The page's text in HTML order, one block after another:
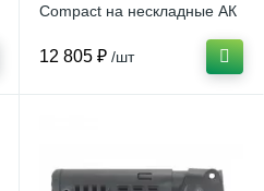
Compact на нескладные АК
12 805 ₽ /шт